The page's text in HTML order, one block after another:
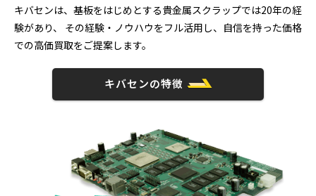
キバセンは、基板をはじめとする貴金属スクラップでは20年の経
験があり、
その経験・ノウハウをフル活用し、自信を持った価格
での高価買取をご提案します。
キバセンの特徴